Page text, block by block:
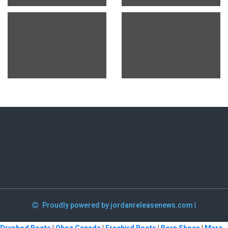
Proudly powered by jordanreleasenews.com